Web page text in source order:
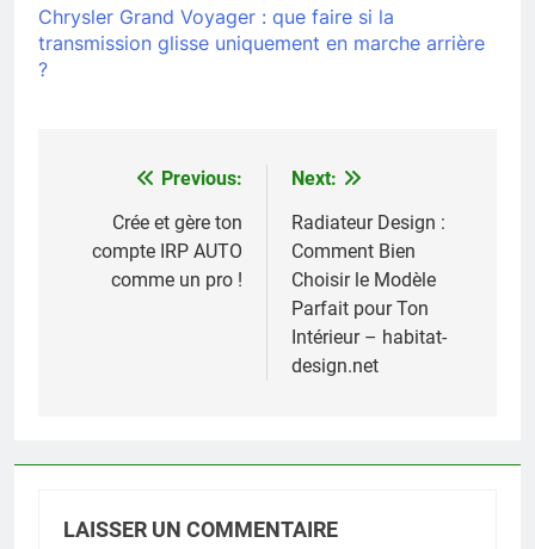
Chrysler Grand Voyager : que faire si la
transmission glisse uniquement en marche arrière
?
Navigation
l’article
Previous:
Crée et gère ton
compte IRP AUTO
comme un pro !
Next:
Radiateur Design :
Comment Bien
Choisir le Modèle
Parfait pour Ton
Intérieur – habitat-
design.net
LAISSER UN COMMENTAIRE